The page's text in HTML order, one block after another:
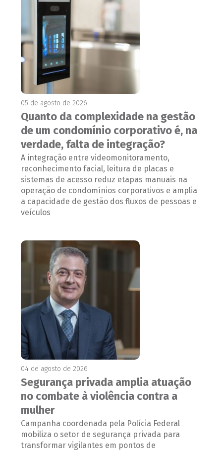
05 de agosto de 2026
Quanto da complexidade na gestão
de um condomínio corporativo é, na
verdade, falta de integração?
A integração entre videomonitoramento,
reconhecimento facial, leitura de placas e
sistemas de acesso reduz etapas manuais na
operação de condomínios corporativos e amplia
a capacidade de gestão dos fluxos de pessoas e
veículos
04 de agosto de 2026
Segurança privada amplia atuação
no combate à violência contra a
mulher
Campanha coordenada pela Polícia Federal
mobiliza o setor de segurança privada para
transformar vigilantes em pontos de